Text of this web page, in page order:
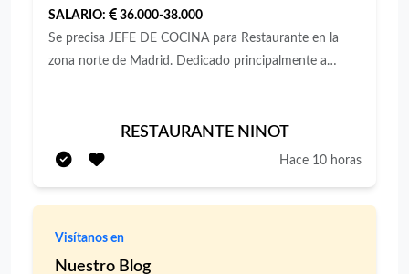
SALARIO:
36.000-38.000
Se precisa JEFE DE COCINA para Restaurante en la
zona norte de Madrid. Dedicado principalmente a
mínimo de 5 a 10 años. Se requieren conocimientos en
nuevas técnicas de cocina y utilización de Hornos
y pedidos. SGSA (sistema de seguridad alimentaria
implantado-seguimiento mediante Tablet) Contrato
RESTAURANTE NINOT
Hace 10 horas
Visítanos en
Nuestro Blog